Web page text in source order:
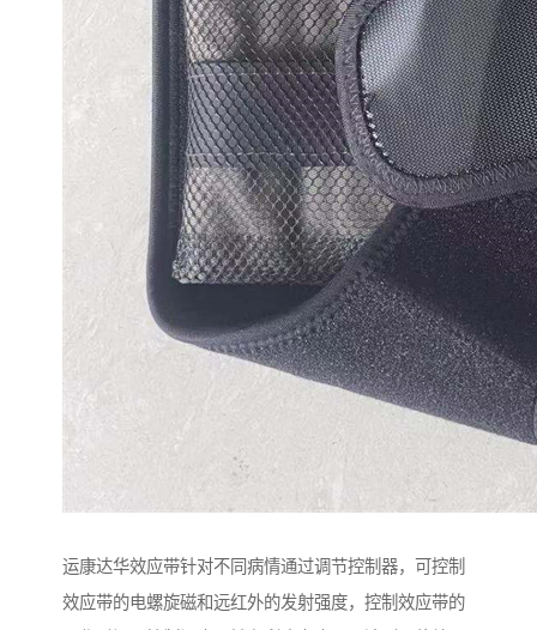
运康达华效应带针对不同病情通过调节控制器，可控制
效应带的电螺旋磁和远红外的发射强度，控制效应带的